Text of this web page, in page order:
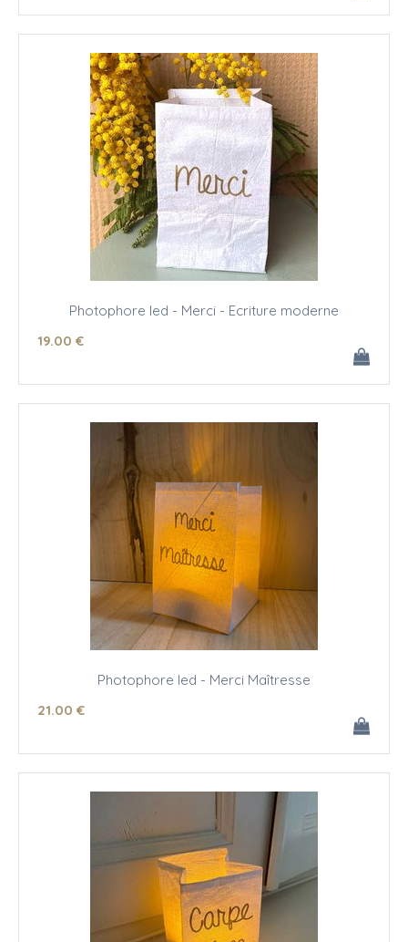
Photophore led - Merci - Ecriture moderne
19.00 €
Photophore led - Merci Maîtresse
21.00 €